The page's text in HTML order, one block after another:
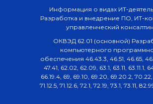
Информация о видах ИТ-
Разработка и внедрение ПО, ИТ-
управленческий
ОКВЭД 62.01 (основной)
компьютерного
обеспечения 46.43.3, 46.51, 46.65,
47.41, 62.02, 62.09, 63.1, 63.11, 63.11.1,
66.19.4, 69, 69.10, 69.20, 69.20.2, 70.22,
71.12.5, 71.12.6, 72.1, 72.19, 73.1, 73.11,